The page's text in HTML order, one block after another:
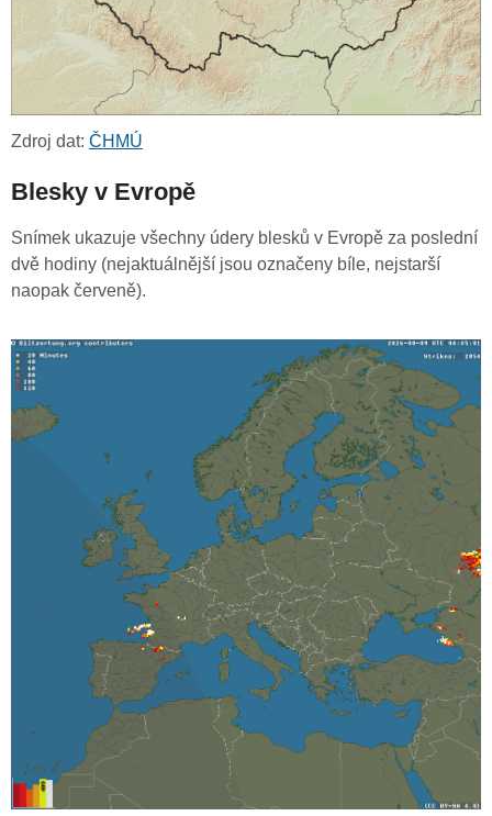
Zdroj dat: ČHMÚ
Blesky v Evropě
Snímek ukazuje všechny údery blesků v Evropě za poslední
dvě hodiny (nejaktuálnější jsou označeny bíle, nejstarší
naopak červeně).